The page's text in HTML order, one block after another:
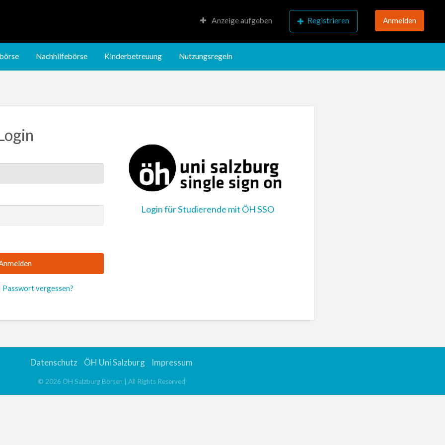
Kinderbetreuung Nutzungsregeln
Anzeige aufgeben Registrieren Anmelden
Nachhilfebörse Kinderbetreuung Nutzungsregeln
Passwort vergessen?
Login für Studierende mit ÖH SSO
Datenschutz ÖH Uni Salzburg Impressum
© 2026 ÖH Salzburg Börsen | All Rights Reserved